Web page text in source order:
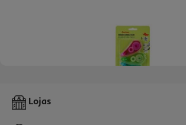
Conjunto De 3 Fitas Corretoras Auchan 5mmx8m
Lojas